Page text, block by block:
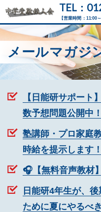
【営業時間：11:00
TEL：
メールマガジ
【日能研サポート
数予想問題公開中！
塾講師・プロ家庭
時給を提示します！
🎧【無料音声教材
日能研4年生が、
ために夏にやるべ